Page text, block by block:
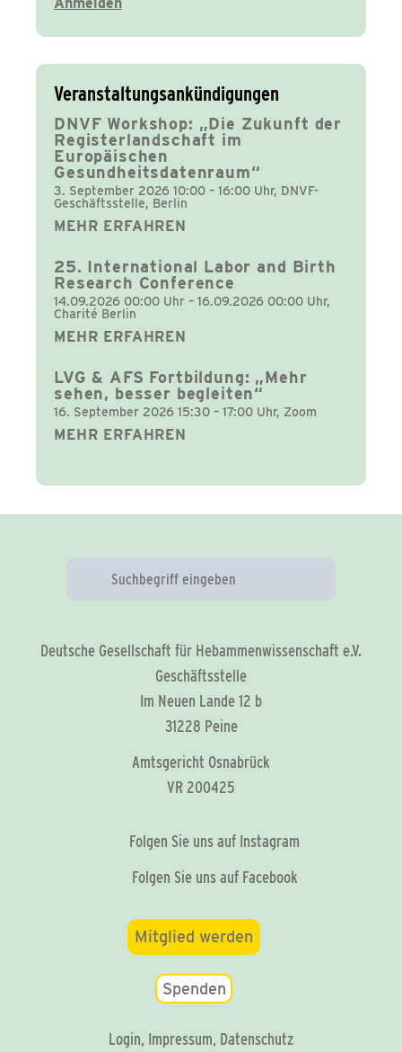
Veranstaltungsankündigungen
DNVF Workshop: „Die Zukunft der
Registerlandschaft im
Europäischen
Gesundheitsdatenraum“
3. September 2026 10:00 – 16:00 Uhr, DNVF-
Geschäftsstelle, Berlin
MEHR ERFAHREN
25. International Labor and Birth
Research Conference
14.09.2026 00:00 Uhr – 16.09.2026 00:00 Uhr,
Charité Berlin
MEHR ERFAHREN
LVG & AFS Fortbildung: „Mehr
sehen, besser begleiten“
16. September 2026 15:30 – 17:00 Uhr, Zoom
MEHR ERFAHREN
Deutsche Gesellschaft für Hebammenwissenschaft e.V.
Geschäftsstelle
Im Neuen Lande 12 b
31228 Peine
Amtsgericht Osnabrück
VR 200425
Folgen Sie uns auf Instagram
Folgen Sie uns auf Facebook
Mitglied werden
Spenden
Login, Impressum, Datenschutz